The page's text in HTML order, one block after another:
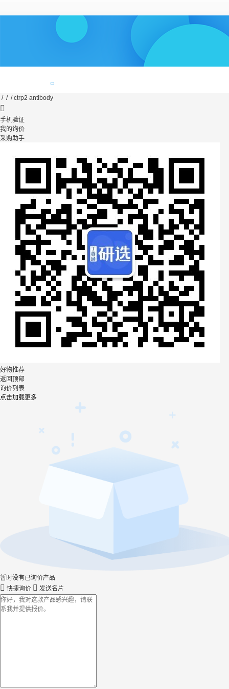
/ / / ctrp2 antibody
手机验证
我的询价
采购助手
好物推荐
返回顶部
询价列表
点击加载更多
暂时没有已询价产品
快捷询价
发送名片